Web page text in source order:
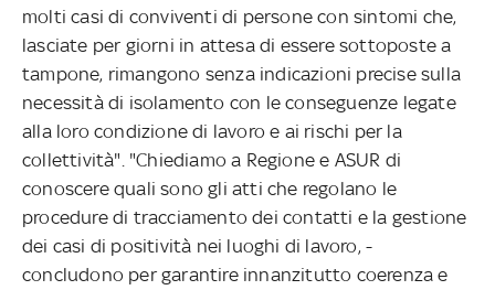
molti casi di conviventi di persone con sintomi che,
lasciate per giorni in attesa di essere sottoposte a
tampone, rimangono senza indicazioni precise sulla
necessità di isolamento con le conseguenze legate
alla loro condizione di lavoro e ai rischi per la
collettività". "Chiediamo a Regione e ASUR di
conoscere quali sono gli atti che regolano le
procedure di tracciamento dei contatti e la gestione
dei casi di positività nei luoghi di lavoro, -
concludono per garantire innanzitutto coerenza e